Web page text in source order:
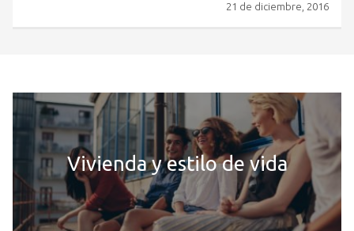
21 de diciembre, 2016
Vivienda y estilo de vida